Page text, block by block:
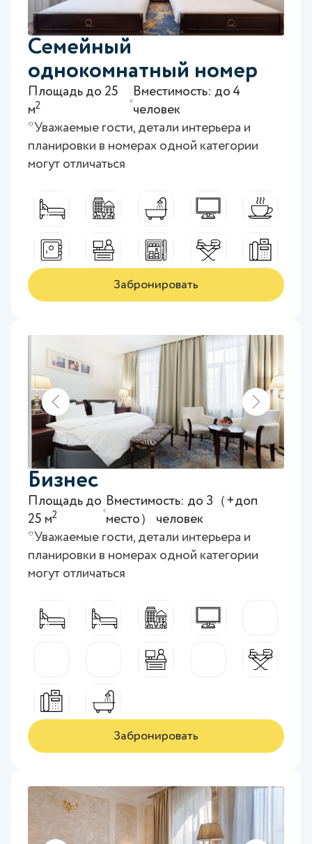
Семейный
однокомнатный номер
Площадь до 25
м2
Вместимость: до 4
человек
*Уважаемые гости, детали интерьера и
планировки в номерах одной категории
могут отличаться
Забронировать
Бизнес
Площадь до
25 м2
Вместимость: до 3（+доп
место） человек
*Уважаемые гости, детали интерьера и
планировки в номерах одной категории
могут отличаться
Забронировать